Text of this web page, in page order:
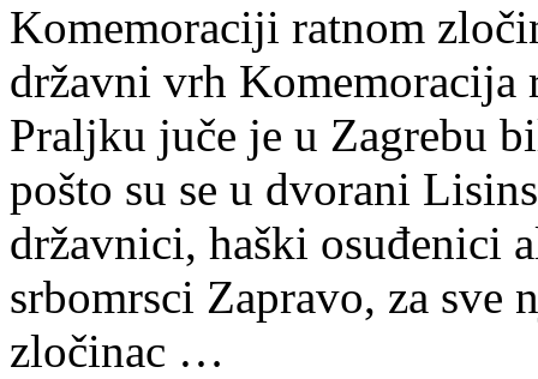
Komemoraciji ratnom
državni vrh Komemoracija
Praljku juče je u Zagrebu
pošto su se u dvorani
državnici, haški osuđenici
srbomrsci Zapravo, za sve
zločinac …